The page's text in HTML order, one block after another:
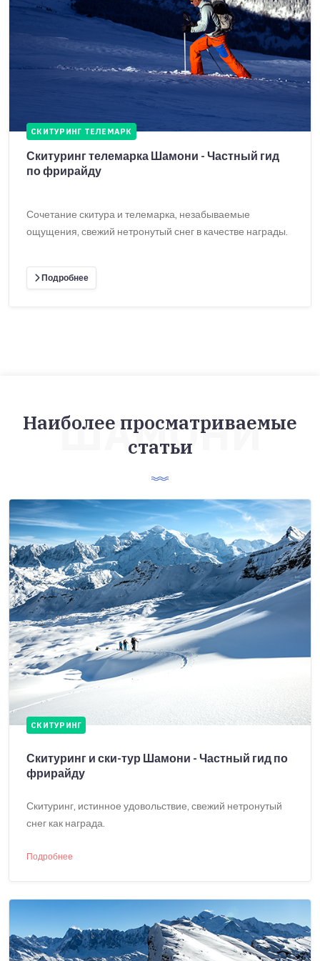
СКИТУРИНГ ТЕЛЕМАРК
Скитуринг телемарка Шамони - Частный гид
по фрирайду
Сочетание скитура и телемарка, незабываемые
ощущения, свежий нетронутый снег в качестве награды.
Подробнее
ШАМОНИ
Наиболее просматриваемые
статьи
СКИТУРИНГ
Скитуринг и ски-тур Шамони - Частный гид по
фрирайду
Скитуринг, истинное удовольствие, свежий нетронутый
снег как награда.
Подробнее